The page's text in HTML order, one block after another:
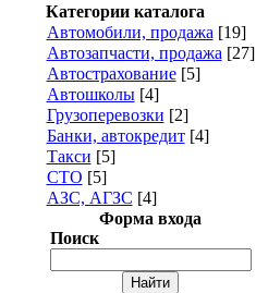
Категории каталога
Автомобили, продажа [19]
Автозапчасти, продажа [27]
Автострахование [5]
Автошколы [4]
Грузоперевозки [2]
Банки, автокредит [4]
Такси [5]
СТО [5]
АЗС, АГЗС [4]
Форма входа
Поиск